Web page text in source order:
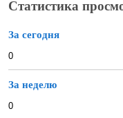
Статистика
За сегодня
0
За неделю
0